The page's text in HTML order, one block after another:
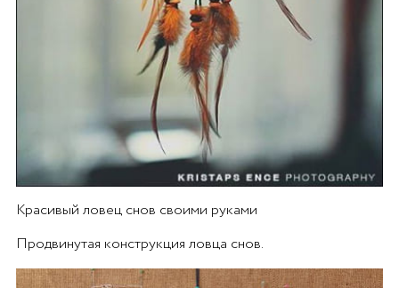
Красивый ловец снов своими руками
Продвинутая конструкция ловца снов.